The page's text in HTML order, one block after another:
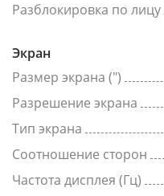
Разблокировка по лицу
Экран
Размер экрана (")
Разрешение экрана
Тип экрана
Соотношение сторон
Частота дисплея (Гц)